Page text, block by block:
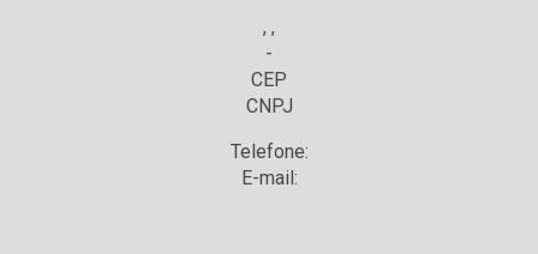
, ,
-
CEP
CNPJ
Telefone:
E-mail: